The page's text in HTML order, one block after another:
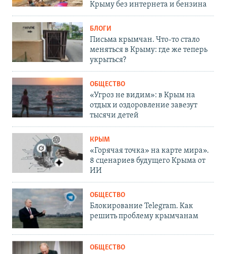
Крыму без интернета и бензина
БЛОГИ
Письма крымчан. Что-то стало
меняться в Крыму: где же теперь
укрыться?
ОБЩЕСТВО
«Угроз не видим»: в Крым на
отдых и оздоровление завезут
тысячи детей
КРЫМ
«Горячая точка» на карте мира».
8 сценариев будущего Крыма от
ИИ
ОБЩЕСТВО
Блокирование Telegram. Как
решить проблему крымчанам
ОБЩЕСТВО